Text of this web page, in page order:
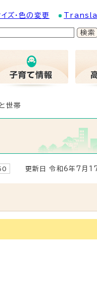
ズ・色の変更
世帯
更新日 令和6年7月